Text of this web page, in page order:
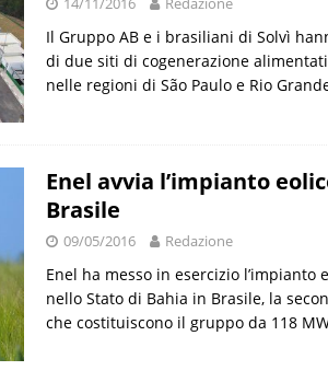
Il Gruppo AB e i brasiliani di Solvì
di due siti di cogenerazione
nelle regioni di São Paulo e Rio
Enel avvia l’impianto
Brasile
09/05/2016 Redazione
Enel ha messo in esercizio l’impianto
nello Stato di Bahia in Brasile, la
che costituiscono il gruppo da 118